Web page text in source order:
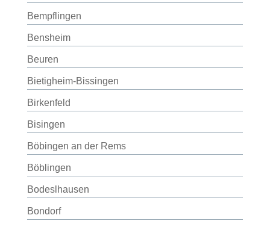
Bempflingen
Bensheim
Beuren
Bietigheim-Bissingen
Birkenfeld
Bisingen
Böbingen an der Rems
Böblingen
Bodeslhausen
Bondorf